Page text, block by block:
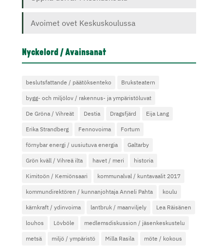
Avoimet ovet Keskuskoulussa
Nyckelord / Avainsanat
beslutsfattande / päätöksenteko Bruksteatern
bygg- och miljölov / rakennus- ja ympäristöluvat
De Gröna / Vihreät Destia Dragsfjärd Eija Lang
Erika Strandberg Fennovoima Fortum
förnybar energi / uusiutuva energia Galtarby
Grön kväll / Vihreä ilta havet / meri historia
Kimitoön / Kemiönsaari kommunalval / kuntavaalit 2017
kommundirektören / kunnanjohtaja Anneli Pahta koulu
kärnkraft / ydinvoima lantbruk / maanviljely Lea Räisänen
louhos Lövböle medlemsdiskussion / jäsenkeskustelu
metsä miljö / ympäristö Milla Rasila möte / kokous